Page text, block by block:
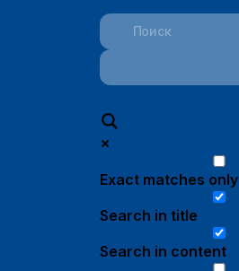
Exact matches only
Search in title
Search in content